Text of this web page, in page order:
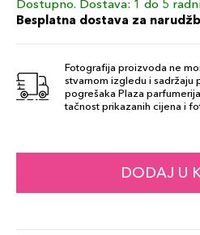
Dostupno. Dostava: 1 do 5
Besplatna dostava za
Fotografija proizvoda ne
stvarnom izgledu i sadržaju
pogrešaka Plaza
tačnost prikazanih cijena i
DODAJ U